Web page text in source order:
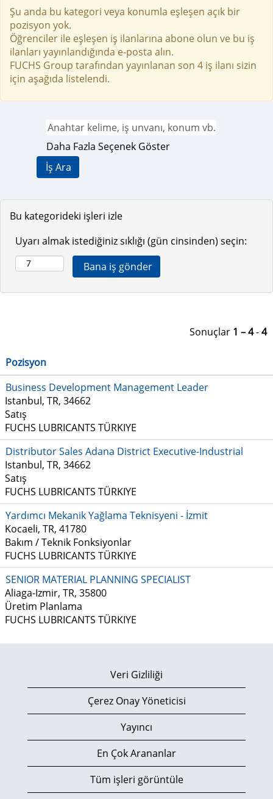
Şu anda bu kategori veya konumla eşleşen açık bir
pozisyon yok.
Öğrenciler ile eşleşen iş ilanlarına abone olun ve bu iş
ilanları yayınlandığında e-posta alın.
FUCHS Group tarafından yayınlanan son 4 iş ilanı sizin
için aşağıda listelendi.
Daha Fazla Seçenek Göster
Bu kategorideki işleri izle
Uyarı almak istediğiniz sıklığı (gün cinsinden) seçin:
Sonuçlar 1 – 4-4
Pozisyon
Business Development Management Leader
Istanbul, TR, 34662
Satış
FUCHS LUBRICANTS TÜRKIYE
Distributor Sales Adana District Executive-Industrial
Istanbul, TR, 34662
Satış
FUCHS LUBRICANTS TÜRKIYE
Yardımcı Mekanik Yağlama Teknisyeni - İzmit
Kocaeli, TR, 41780
Bakım / Teknik Fonksiyonlar
FUCHS LUBRICANTS TÜRKIYE
SENIOR MATERIAL PLANNING SPECIALIST
Aliaga-Izmir, TR, 35800
Üretim Planlama
FUCHS LUBRICANTS TÜRKIYE
Veri Gizliliği
Çerez Onay Yöneticisi
Yayıncı
En Çok Arananlar
Tüm işleri görüntüle